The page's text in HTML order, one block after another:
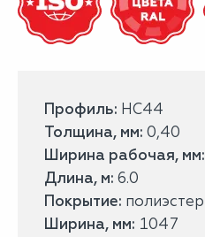
Профиль: НС44
Толщина, мм: 0,40
Ширина рабочая, мм:
Длина, м: 6.0
Покрытие: полиэстер
Ширина, мм: 1047